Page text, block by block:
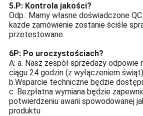
5.P: Kontrola jakości?
Odp.: Mamy własne doświadczone
każde zamówienie zostanie ściśle
przetestowane.
6P: Po uroczystościach?
A: a. Nasz zespół sprzedaży
ciągu 24 godzin (z wyłączeniem świąt)
b.Wsparcie techniczne będzie
c. Bezpłatna wymiana będzie
potwierdzeniu awarii spowodowanej
produktu